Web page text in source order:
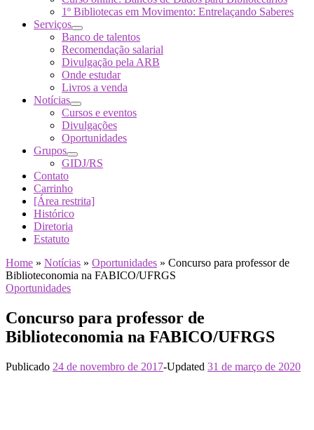
1º Bibliotecas em Movimento: Entrelaçando Saberes
Serviços
Banco de talentos
Recomendação salarial
Divulgação pela ARB
Onde estudar
Livros a venda
Notícias
Cursos e eventos
Divulgações
Oportunidades
Grupos
GIDJ/RS
Contato
Carrinho
[Área restrita]
Histórico
Diretoria
Estatuto
Home » Notícias » Oportunidades » Concurso para professor de
Biblioteconomia na FABICO/UFRGS
Oportunidades
Concurso para professor de
Biblioteconomia na FABICO/UFRGS
Publicado 24 de novembro de 2017-Updated 31 de março de 2020